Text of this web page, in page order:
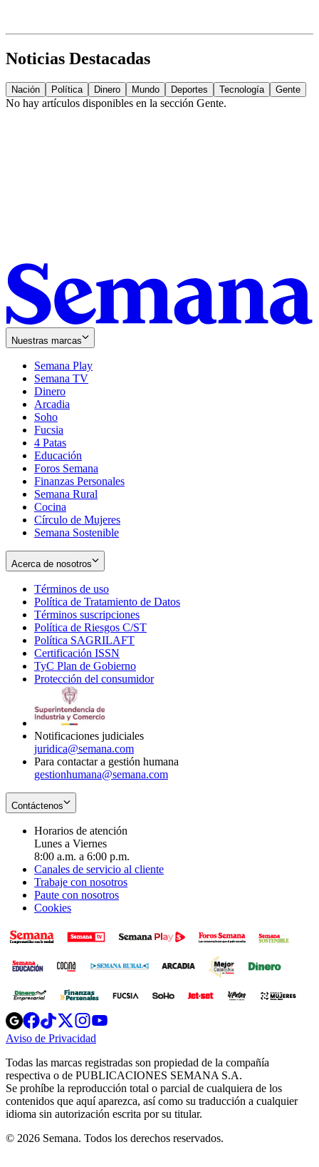
Noticias Destacadas
Nación Política Dinero Mundo Deportes Tecnología Gente
No hay artículos disponibles en la sección Gente.
Nuestras marcas
Semana Play
Semana TV
Dinero
Arcadia
Soho
in
new
window
Fucsia
in
new
window
4 Patas
Educación
Foros Semana
Finanzas Personales
Semana Rural
Cocina
Círculo de Mujeres
Semana Sostenible
Acerca de nosotros
Términos de uso
in
new
window
Política de Tratamiento de Datos
Términos suscripciones
in
Política de Riesgos C/ST
Política SAGRILAFT
new
window
Certificación ISSN
in
new
TyC Plan de Gobierno
in
Protección del consumidorOpens
Notificaciones judiciales
juridica@semana.com
Para contactar a gestión humana
gestionhumana@semana.com
Contáctenos
Horarios de atención
Lunes a Viernes
8:00 a.m. a 6:00 p.m.
Canales de servicio al cliente
Trabaje con nosotros
Paute con nosotros
Cookies
Opens
in
new
Opens
in
new
Opens
in
new
window
Opens
new
windowwindow
Aviso de Privacidad
new
window
Todas las marcas registradas son propiedad de la compañía
respectiva o de PUBLICACIONES SEMANA S.A.
Se prohíbe la reproducción total o parcial de cualquiera de los
contenidos que aquí aparezca, así como su traducción a cualquier
idioma sin autorización escrita por su titular.
© 2026 Semana. Todos los derechos reservados.